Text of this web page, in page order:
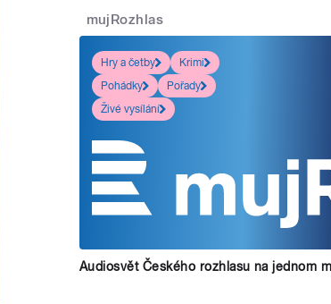
mujRozhlas
Hry a četby
Krimi
Pohádky
Pořady
Živé vysílání
Audiosvět Českého rozhlasu na jednom